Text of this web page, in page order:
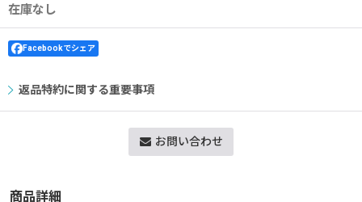
在庫なし
Facebookでシェア
返品特約に関する重要事項
お問い合わせ
商品詳細